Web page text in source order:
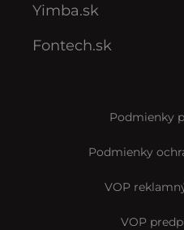
Yimba.sk
Fontech.sk
Podmienky
Podmienky
VOP
VOP